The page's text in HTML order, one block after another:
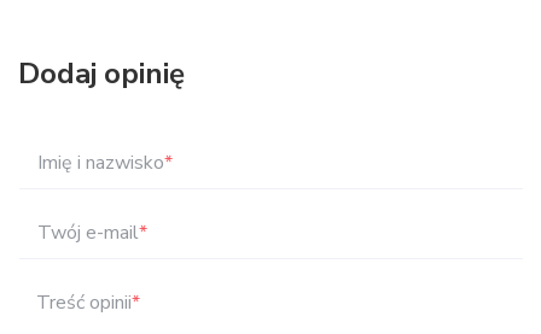
Dodaj opinię
Imię i nazwisko*
Twój e-mail*
Treść opinii*